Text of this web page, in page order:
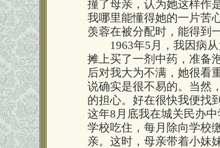
撞了母亲，认为她这样作
我哪里能懂得她的一片苦
羡蓉在被分配时，能得到
1963年5月，我因病从
摊上买了一剂中药，准备
后对我大为不满，她很看
说确实是很不易的。当然
的担心。好在很快我便找
这年8月底我在城关民办
学校吃住，每月除向学校
亲。这时，母亲带着小妹